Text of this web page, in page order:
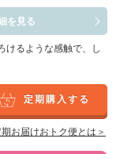
を見る
けるような感触で、し
定期購入する
期お届けおトク便とは＞